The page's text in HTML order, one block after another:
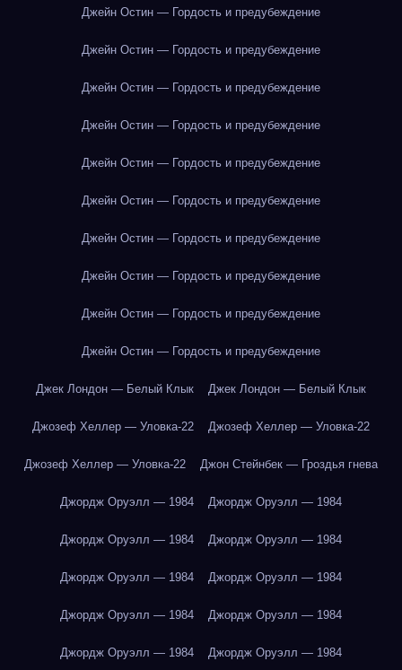
Джейн Остин — Гордость и предубеждение
Джейн Остин — Гордость и предубеждение
Джейн Остин — Гордость и предубеждение
Джейн Остин — Гордость и предубеждение
Джейн Остин — Гордость и предубеждение
Джейн Остин — Гордость и предубеждение
Джейн Остин — Гордость и предубеждение
Джейн Остин — Гордость и предубеждение
Джейн Остин — Гордость и предубеждение
Джейн Остин — Гордость и предубеждение
Джек Лондон — Белый Клык Джек Лондон — Белый Клык
Джозеф Хеллер — Уловка-22 Джозеф Хеллер — Уловка-22
Джозеф Хеллер — Уловка-22 Джон Стейнбек — Гроздья гнева
Джордж Оруэлл — 1984 Джордж Оруэлл — 1984
Джордж Оруэлл — 1984 Джордж Оруэлл — 1984
Джордж Оруэлл — 1984 Джордж Оруэлл — 1984
Джордж Оруэлл — 1984 Джордж Оруэлл — 1984
Джордж Оруэлл — 1984 Джордж Оруэлл — 1984